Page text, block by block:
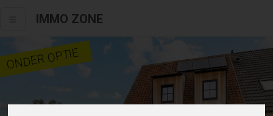
IMMO ZONE
ONDER OPTIE